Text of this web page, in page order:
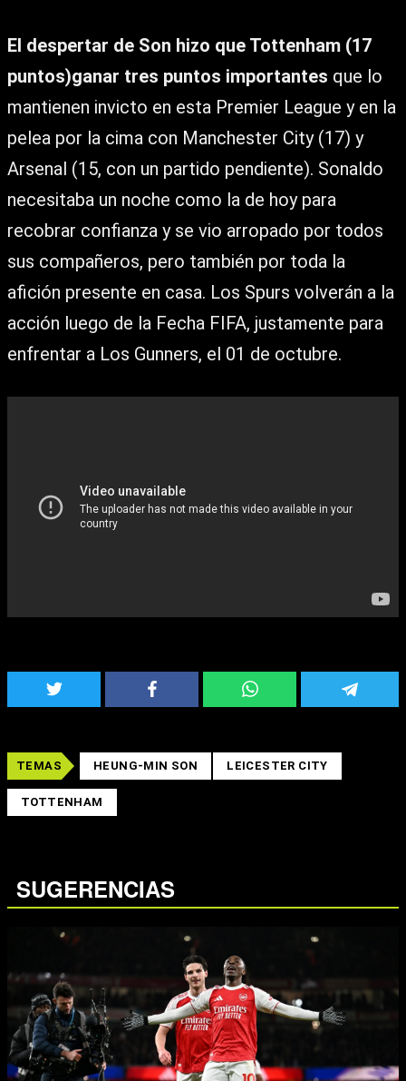
El despertar de Son hizo que Tottenham (17
puntos)ganar tres puntos importantes que lo
mantienen invicto en esta Premier League y en la
pelea por la cima con Manchester City (17) y
Arsenal (15, con un partido pendiente). Sonaldo
necesitaba un noche como la de hoy para
recobrar confianza y se vio arropado por todos
sus compañeros, pero también por toda la
afición presente en casa. Los Spurs volverán a la
acción luego de la Fecha FIFA, justamente para
enfrentar a Los Gunners, el 01 de octubre.
TEMAS HEUNG-MIN SON LEICESTER CITY
TOTTENHAM
SUGERENCIAS